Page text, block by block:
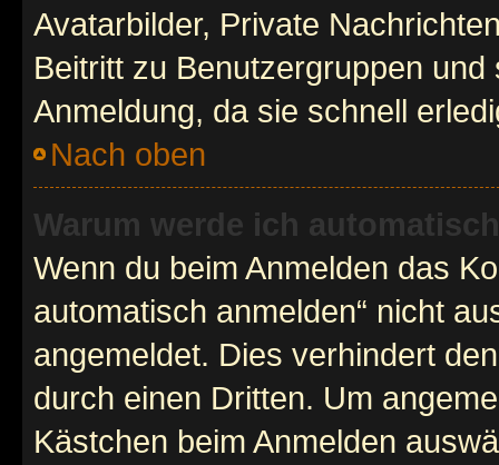
Avatarbilder, Private
Beitritt zu Benutzergruppen
Anmeldung, da sie schnell
Nach oben
Warum werde ich
Wenn du beim Anmelden das
automatisch anmelden“ nicht
angemeldet. Dies verhindert
durch einen Dritten. Um
Kästchen beim Anmelden